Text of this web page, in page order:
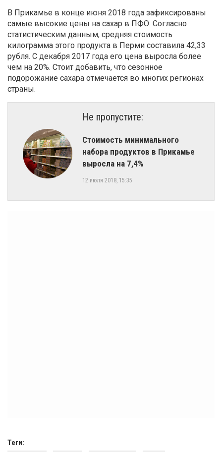
В Прикамье в конце июня 2018 года зафиксированы
самые высокие цены на сахар в ПФО. Согласно
статистическим данным, средняя стоимость
килограмма этого продукта в Перми составила 42,33
рубля. С декабря 2017 года его цена выросла более
чем на 20%. Стоит добавить, что сезонное
подорожание сахара отмечается во многих регионах
страны.
Не пропустите:
​Стоимость минимального
набора продуктов в Прикамье
выросла на 7,4%
12 июля 2018, 15:35
Теги: